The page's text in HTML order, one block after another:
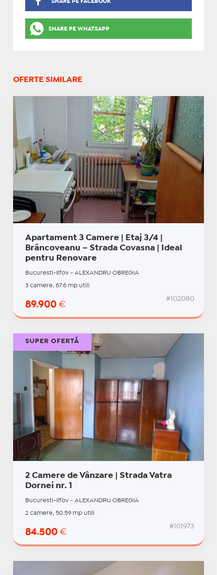
SHARE PE FACEBOOK
SHARE PE WHATSAPP
OFERTE SIMILARE
Apartament 3 Camere | Etaj 3/4 |
Brâncoveanu – Strada Covasna | Ideal
pentru Renovare
Bucuresti-Ilfov - ALEXANDRU OBREGIA
3 camere, 67.6 mp utili
89.900 €
#102080
2 Camere de Vânzare | Strada Vatra
Dornei nr. 1
Bucuresti-Ilfov - ALEXANDRU OBREGIA
2 camere, 50.59 mp utili
84.500 €
#101973
SUPER OFERTĂ